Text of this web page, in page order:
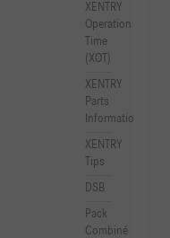
XENTRY
Operation
Time
(XOT)
XENTRY
Parts
Information
XENTRY
Tips
DSB
Pack
Combiné